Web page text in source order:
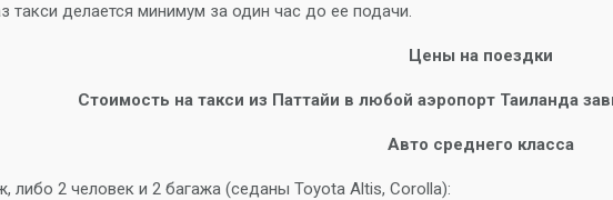
такси делается минимум за один час до ее подачи.
Цены на поездки
Стоимость на такси из Паттайи в любой аэропорт Таиланда
Авто среднего класса
либо 2 человек и 2 багажа (седаны Toyota Altis, Corolla):